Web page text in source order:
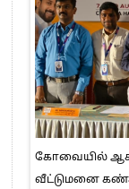
கோவையில் ஆக.7
வீட்டுமனை